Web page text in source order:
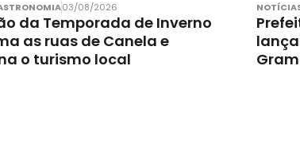
03/08/2026
da Temporada de Inverno
as ruas de Canela e
o turismo local